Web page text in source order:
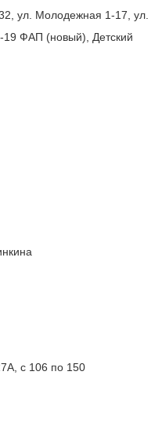
ул. Молодежная 1-17, ул.
19 ФАП (новый), Детский
с 106 по 150